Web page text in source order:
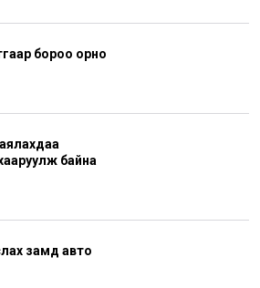
бороо орно
байна
замд авто